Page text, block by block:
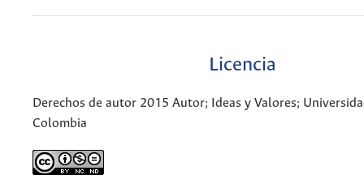
Licencia
Derechos de autor 2015 Autor; Ideas y Valores;
Colombia